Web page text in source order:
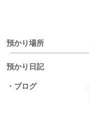
預かり場所
預かり日記
・ブログ